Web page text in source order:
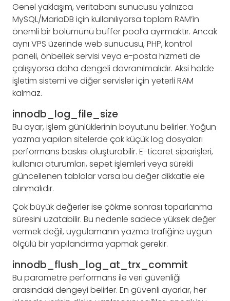
Genel yaklaşım, veritabanı sunucusu yalnızca
MySQL/MariaDB için kullanılıyorsa toplam RAM’in
önemli bir bölümünü buffer pool’a ayırmaktır. Ancak
aynı VPS üzerinde web sunucusu, PHP, kontrol
paneli, önbellek servisi veya e-posta hizmeti de
çalışıyorsa daha dengeli davranılmalıdır. Aksi halde
işletim sistemi ve diğer servisler için yeterli RAM
kalmaz.
innodb_log_file_size
Bu ayar, işlem günlüklerinin boyutunu belirler. Yoğun
yazma yapılan sitelerde çok küçük log dosyaları
performans baskısı oluşturabilir. E-ticaret siparişleri,
kullanıcı oturumları, sepet işlemleri veya sürekli
güncellenen tablolar varsa bu değer dikkatle ele
alınmalıdır.
Çok büyük değerler ise çökme sonrası toparlanma
süresini uzatabilir. Bu nedenle sadece yüksek değer
vermek değil, uygulamanın yazma trafiğine uygun
ölçülü bir yapılandırma yapmak gerekir.
innodb_flush_log_at_trx_commit
Bu parametre performans ile veri güvenliği
arasındaki dengeyi belirler. En güvenli ayarlar, her